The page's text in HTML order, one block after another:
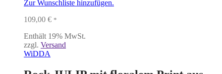
Zur Wunschliste hinzufügen.
109,00 € *
Enthält 19% MwSt.
zzgl. Versand
WiDDA